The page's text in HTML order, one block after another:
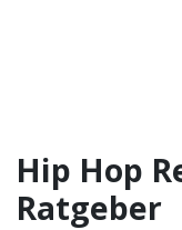
Hip Hop
Ratgeber